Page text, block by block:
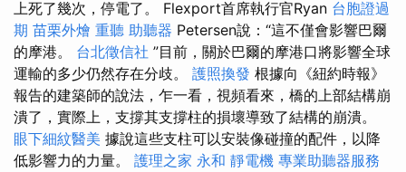
上死了幾次，停電了。 Flexport首席執行官Ryan 台胞證過
期 苗栗外燴 重聽 助聽器 Petersen說：“這不僅會影響巴爾
的摩港。 台北徵信社 ”目前，關於巴爾的摩港口將影響全球
運輸的多少仍然存在分歧。 護照換發 根據向《紐約時報》
報告的建築師的說法，乍一看，視頻看來，橋的上部結構崩
潰了，實際上，支撐其支撐柱的損壞導致了結構的崩潰。
眼下細紋醫美 據說這些支柱可以安裝像碰撞的配件，以降
低影響力的力量。 護理之家 永和 靜電機 專業助聽器服務